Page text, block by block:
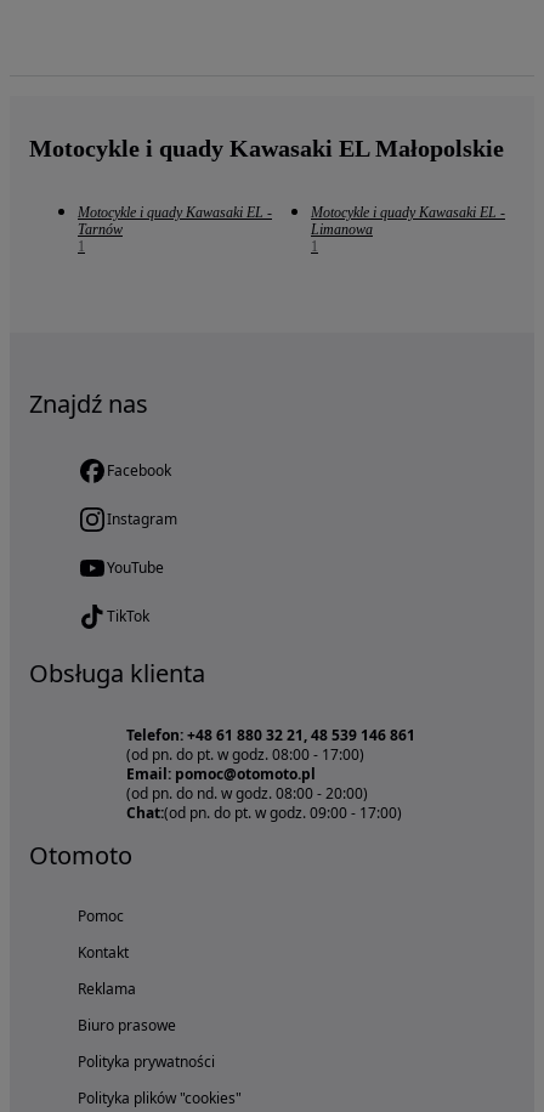
Motocykle i quady Kawasaki EL Małopolskie
Motocykle i quady Kawasaki EL -
Tarnów
1
Motocykle i quady Kawasaki EL -
Limanowa
1
Znajdź nas
Facebook
Instagram
YouTube
TikTok
Obsługa klienta
Telefon: +48 61 880 32 21, 48 539 146 861
(od pn. do pt. w godz. 08:00 - 17:00)
Email: pomoc@otomoto.pl
(od pn. do nd. w godz. 08:00 - 20:00)
Chat:(od pn. do pt. w godz. 09:00 - 17:00)
Otomoto
Pomoc
Kontakt
Reklama
Biuro prasowe
Polityka prywatności
Polityka plików "cookies"